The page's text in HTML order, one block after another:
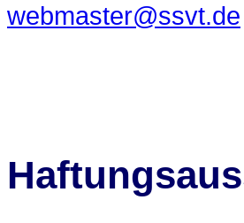
webmaster@ssvt.de